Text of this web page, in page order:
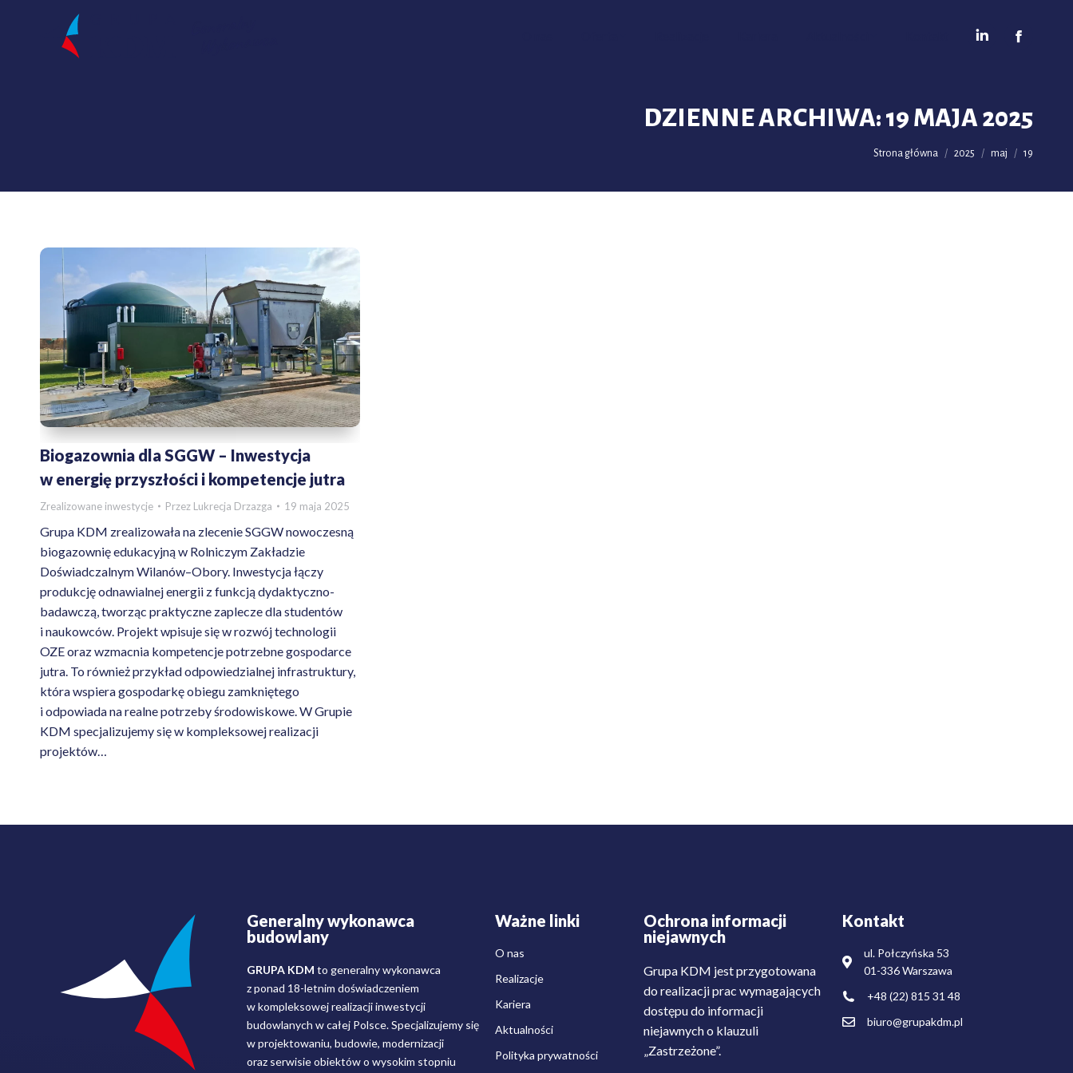
DZIENNE ARCHIWA: 19 MAJA 2025
Jesteś tutaj:
Strona główna 2025 maj 19
Biogazownia dla SGGW – Inwestycja
w energię przyszłości i kompetencje jutra
Zrealizowane inwestycje Przez Lukrecja Drzazga 19 maja 2025
Grupa KDM zrealizowała na zlecenie SGGW nowoczesną
biogazownię edukacyjną w Rolniczym Zakładzie
Doświadczalnym Wilanów–Obory. Inwestycja łączy
produkcję odnawialnej energii z funkcją dydaktyczno-
badawczą, tworząc praktyczne zaplecze dla studentów
i naukowców. Projekt wpisuje się w rozwój technologii
OZE oraz wzmacnia kompetencje potrzebne gospodarce
jutra. To również przykład odpowiedzialnej infrastruktury,
która wspiera gospodarkę obiegu zamkniętego
i odpowiada na realne potrzeby środowiskowe. W Grupie
KDM specjalizujemy się w kompleksowej realizacji
projektów…
Generalny wykonawca
budowlany
GRUPA KDM to generalny wykonawca
z ponad 18-letnim doświadczeniem
w kompleksowej realizacji inwestycji
budowlanych w całej Polsce. Specjalizujemy się
w projektowaniu, budowie, modernizacji
oraz serwisie obiektów o wysokim stopniu
Ważne linki
O nas
Realizacje
Kariera
Aktualności
Polityka prywatności
Ochrona informacji
niejawnych
Grupa KDM jest przygotowana
do realizacji prac wymagających
dostępu do informacji
niejawnych o klauzuli
„Zastrzeżone”.
Kontakt
ul. Połczyńska 53
01-336 Warszawa
+48 (22) 815 31 48
biuro@grupakdm.pl